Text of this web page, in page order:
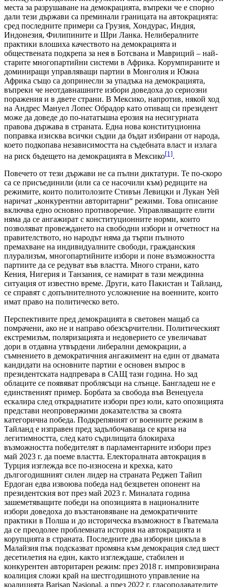
места за разрушаване на демокрацията, въпреки че е спорно
дали тези държави са преминали границата на автокрацията:
сред последните примери са Грузия, Хондурас, Индия,
Индонезия, Филипините и Шри Ланка. Нелибералните
практики влошиха качеството на демокрацията и
обществената подкрепа за нея в Ботсвана и Мавриций – най-
старите многопартийни системи в Африка. Корумпираните и
доминиращи управляващи партии в Монголия и Южна
Африка също са допринесли за упадъка на демокрацията,
въпреки че неотдавнашните избори доведоха до сериозни
поражения и в двете страни. В Мексико, напротив, някой ход
на Андрес Мануел Лопес Обрадор като отиващ си президент
може да доведе до по-нататъшна ерозия на несигурната
правова държава в страната. Една нова конституционна
поправка изисква всички съдии да бъдат избирани от народа,
което подкопава независимостта на съдебната власт и излага
на риск бъдещето на демокрацията в Мексико[1].
Повечето от тези държави не са пълни диктатури. Те по-скоро
са се присъединили (или са се насочили към) редиците на
режимите, които политолозите Стивън Левицки и Лукан Уей
наричат „конкурентни авторитарни“ режими. Това описание
включва едно основно противоречие. Управляващите елити
няма да се ангажират с конституционните норми, които
позволяват провеждането на свободни избори и отчетност на
правителството, но народът няма да търпи пълното
премахване на индивидуалните свободи, гражданския
плурализъм, многопартийните избори и поне възможността
партиите да се редуват във властта. Много страни, като
Кения, Нигерия и Танзания, се намират в тази междинна
ситуация от известно време. Други, като Пакистан и Тайланд,
се справят с допълнителното усложнение на военните, които
имат право на политическо вето.
Перспективите пред демокрацията в световен мащаб са
помрачени, ако не и направо обезсърчителни. Политическият
екстремизъм, поляризацията и недоверието се увеличават
дори в отдавна утвърдени либерални демокрации, а
съмнението в демократичния ангажимент на един от двамата
кандидати на основните партии е основен въпрос в
президентската надпревара в САЩ тази година. Но зад
облаците се появяват проблясъци на слънце. Бангладеш не е
единственият пример. Борбата за свобода във Венецуела
ескалира след откраднатите избори през юли, като опозицията
представи неопровержими доказателства за своята
категорична победа. Подкрепяният от военните режим в
Тайланд е изправен пред задълбочаваща се криза на
легитимността, след като съдилищата блокираха
възможността победителят в парламентарните избори през
май 2023 г. да поеме властта. Електоралната автокрация в
Турция изглежда все по-износена и крехка, като
дългогодишният силен лидер на страната Реджеп Тайип
Ердоган едва извоюва победа над безцветен опонент на
президентския вот през май 2023 г. Миналата година
зашеметяващите победи на опозицията в националните
избори доведоха до възстановяване на демократичните
практики в Полша и до историческа възможност в Гватемала
да се преодолее проблемната история на автокрацията и
корупцията в страната. Последните два изборни цикъла в
Малайзия пък подсказват промяна към демокрация след шест
десетилетия на един, както изглеждаше, стабилен и
конкурентен авторитарен режим: през 2018 г. импровизирана
коалиция сложи край на шестгодишното управление на
коалицията Barisan Nasional, а през 2022 г. гласоподавателите